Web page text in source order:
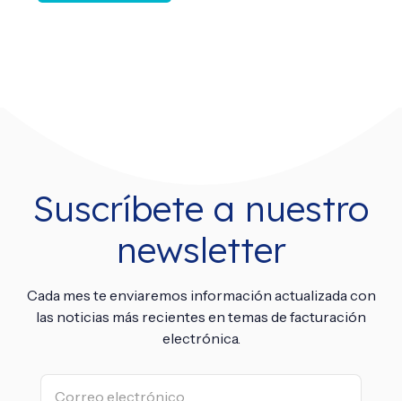
Suscríbete a nuestro
newsletter
Cada mes te enviaremos información actualizada con
las noticias más recientes en temas de facturación
electrónica.